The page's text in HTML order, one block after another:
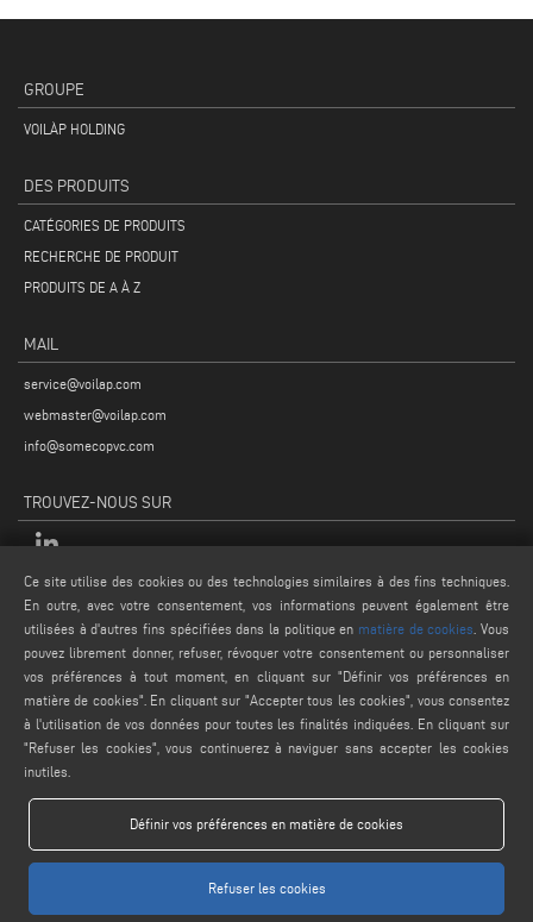
GROUPE
VOILÀP HOLDING
DES PRODUITS
CATÉGORIES DE PRODUITS
RECHERCHE DE PRODUIT
PRODUITS DE A À Z
MAIL
service@voilap.com
webmaster@voilap.com
info@somecopvc.com
TROUVEZ-NOUS SUR
MENTIONS LÉGALES
PRIVACY POLICY
LEGAL NOTES
COOKIE POLICY
www.voilap.com
Ce site utilise des cookies ou des technologies similaires à des fins techniques.
En outre, avec votre consentement, vos informations peuvent également être
utilisées à d'autres fins spécifiées dans la politique en matière de cookies . Vous
pouvez librement donner, refuser, révoquer votre consentement ou personnaliser
vos préférences à tout moment, en cliquant sur "Définir vos préférences en
matière de cookies". En cliquant sur "Accepter tous les cookies", vous consentez
à l'utilisation de vos données pour toutes les finalités indiquées. En cliquant sur
"Refuser les cookies", vous continuerez à naviguer sans accepter les cookies
inutiles.
Définir vos préférences en matière de cookies
Refuser les cookies